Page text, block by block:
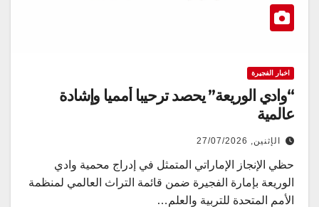
اخبار الفجيرة
“وادي الوريعة” يحصد ترحيبا أمميا وإشادة
عالمية
الإثنين, 27/07/2026
حظي الإنجاز الإماراتي المتمثل في إدراج محمية وادي
الوريعة بإمارة الفجيرة ضمن قائمة التراث العالمي لمنظمة
الأمم المتحدة للتربية والعلم…